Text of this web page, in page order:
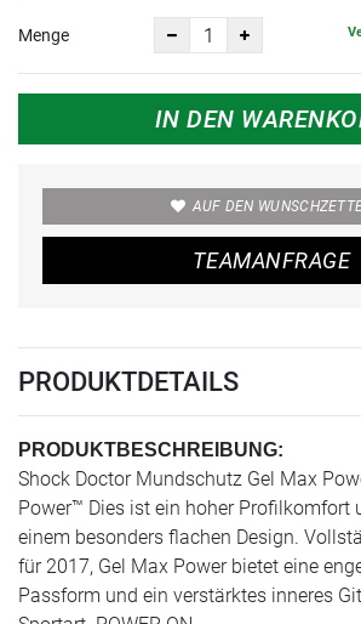
Menge
IN DEN
AUF DEN
TEAMANFRAGE
PRODUKTDETAILS
PRODUKTBESCHREIBUNG:
Shock Doctor Mundschutz Gel Max
Power™ Dies ist ein hoher Profilkomfort
einem besonders flachen Design.
für 2017, Gel Max Power bietet eine
Passform und ein verstärktes inneres